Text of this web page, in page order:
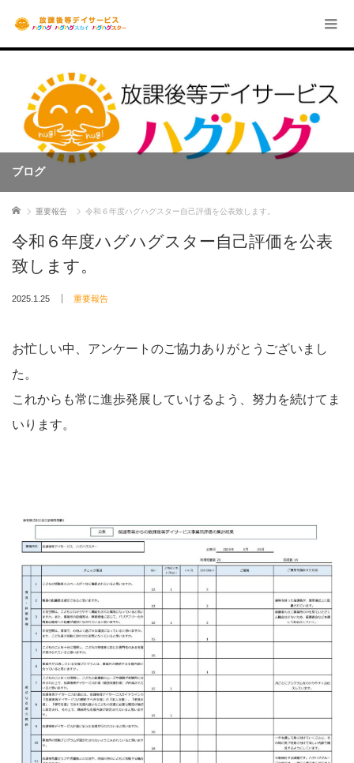
ブログ
ホーム 重要報告 令和６年度ハグハグスター自己評価を公表致します。
令和６年度ハグハグスター自己評価を公表
致します。
2025.1.25 重要報告
お忙しい中、アンケートのご協力ありがとうございまし
た。
これからも常に進歩発展していけるよう、努力を続けてま
いります。